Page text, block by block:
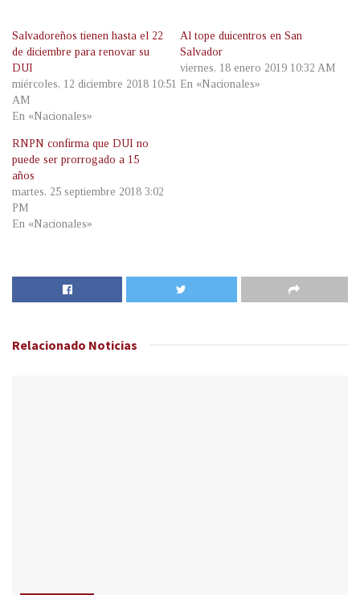
Salvadoreños tienen hasta el 22
de diciembre para renovar su
DUI
miércoles, 12 diciembre 2018 10:51
AM
En «Nacionales»
Al tope duicentros en San
Salvador
viernes, 18 enero 2019 10:32 AM
En «Nacionales»
RNPN confirma que DUI no
puede ser prorrogado a 15
años
martes, 25 septiembre 2018 3:02
PM
En «Nacionales»
Relacionado Noticias